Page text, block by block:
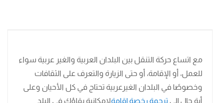
مع اتساع حركة التنقل بين البلدان العربية والغير عربية سواء
للعمل، أو الإقامة، أو حتى الزيارة والتعرف على الثقافات
وخصوصًا في البلدان الغيرعربية تحتاج في كل الأحيان وعلى
أية حال إلى ترجمة رخصة إقامةلإمكانية بقاؤك في البلد